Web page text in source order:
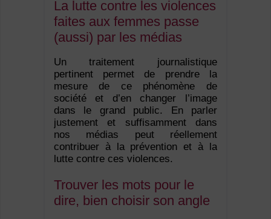
La lutte contre les violences
faites aux femmes passe
(aussi) par les médias
Un traitement journalistique
pertinent permet de prendre la
mesure de ce phénomène de
société et d’en changer l’image
dans le grand public. En parler
justement et suffisamment dans
nos médias peut réellement
contribuer à la prévention et à la
lutte contre ces violences.
Trouver les mots pour le
dire, bien choisir son angle